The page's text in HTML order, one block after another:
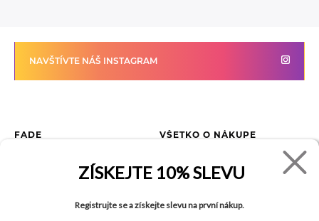
NAVŠTÍVTE NÁŠ INSTAGRAM
FADE
VŠETKO O NÁKUPE
Ako reklamovať tovar
Tabuľka veľkostí
ZÍSKEJTE 10% SLEVU
Registrujte se a získejte slevu na první nákup.